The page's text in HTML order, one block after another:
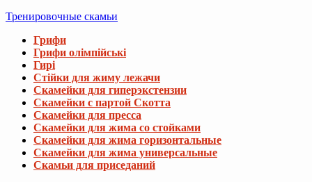
Тренировочные скамьи
Грифи
Грифи олімпійські
Гирі
Стійки для жиму лежачи
Скамейки для гиперэкстензии
Скамейки с партой Скотта
Скамейки для пресса
Скамейки для жима со стойками
Скамейки для жима горизонтальные
Скамейки для жима универсальные
Скамьи для приседаний